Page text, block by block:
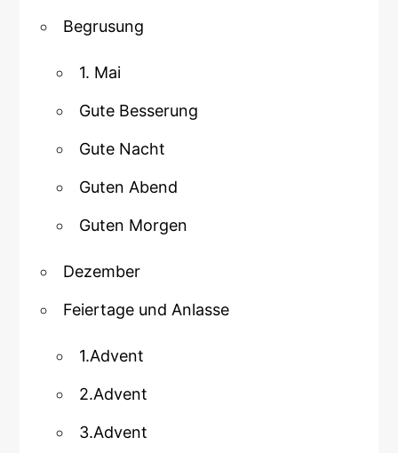
Begrusung
1. Mai
Gute Besserung
Gute Nacht
Guten Abend
Guten Morgen
Dezember
Feiertage und Anlasse
1.Advent
2.Advent
3.Advent